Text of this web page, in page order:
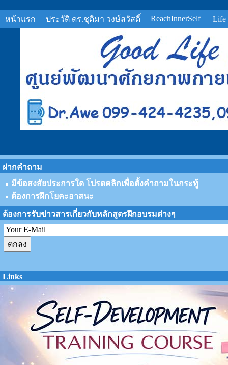
หน้าแรก ประวัติ ดร.ชุติมา วงษ์สวัสดิ์ ReachInnerSelf Life
ฝากคำถาม
มีข้อสงสัยประการใด โปรดคลิกเพื่อตั้งคำถามในกระทู้
ต้องการฝึกโยคะอาสนะ
ต้องการรับข่าวสารเกี่ยวกับหลักสูตรฝึกอบรมต่างๆ
Links